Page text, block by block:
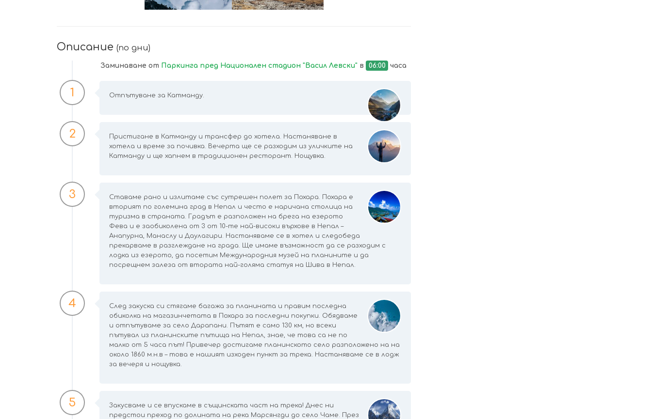
Описание (по дни)
Заминаване от Паркинга пред Национален стадион "Васил Левски" в 06:00 часа
1 Отпътуване за Катманду.
2
Пристигане в Катманду и трансфер до хотела. Настаняване в
хотела и време за почивка. Вечерта ще се разходим из уличките на
Катманду и ще хапнем в традиционен ресторант. Нощувка.
3
Ставаме рано и излитаме със сутрешен полет за Похара. Похара е
вторият по големина град в Непал и често е наричана столица на
туризма в страната. Градът е разположен на брега на езерото
Фева и е заобиколена от 3 от 10-те най-високи върхове в Непал –
Анапурна, Манаслу и Даулагири. Настаняваме се в хотел и следобеда
прекарваме в разглеждане на града. Ще имаме възможност да се разходим с
лодка из езерото, да посетим Международния музей на планините и да
посрещнем залеза от втората най-голяма статуя на Шива в Непал.
4
След закуска си стягаме багажа за планината и правим последна
обиколка на магазинчетата в Похара за последни покупки. Обядваме
и отпътуваме за село Дарапани. Пътят е само 130 км, но всеки
пътувал из планинските пътища на Непал, знае, че това са не по
малко от 5 часа път! Привечер достигаме планинското село разположено на на
около 1860 м.н.в – това е нашият изходен пункт за трека. Настаняваме се в лодж
за вечеря и нощувка.
5
Закусваме и се впускаме в същинската част на трека! Днес ни
предстои преход по долината на река Марсянгди до село Чаме. През